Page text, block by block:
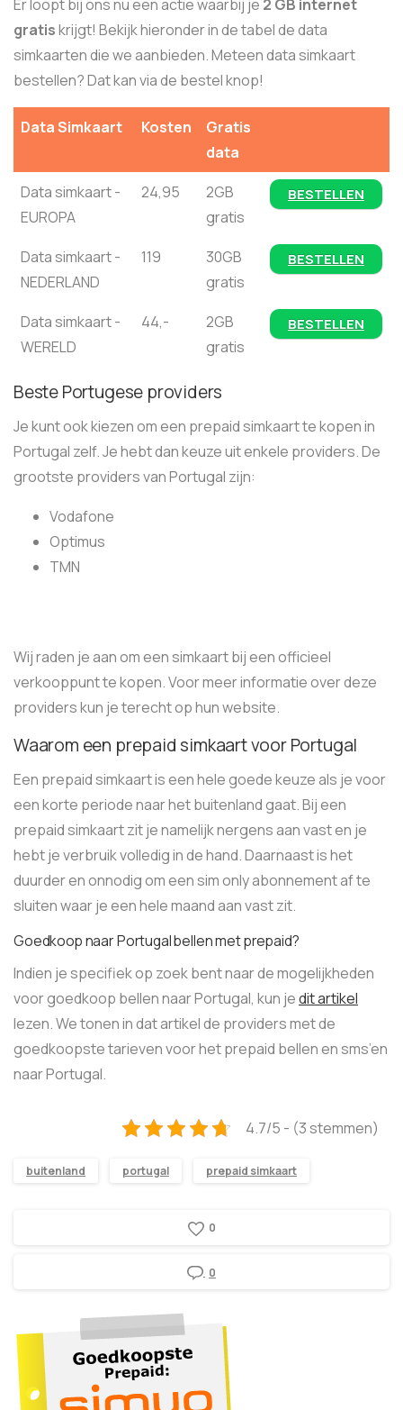
Er loopt bij ons nu een actie waarbij je 2 GB internet
gratiskrijgt! Bekijk hieronder in de tabel de data
simkaarten die we aanbieden. Meteen data simkaart
bestellen? Dat kan via de bestel knop!
Data Simkaart Kosten
Gratis
data
Data simkaart -
EUROPA
24,95
2GB
gratis
BESTELLEN
Data simkaart -
NEDERLAND
119
30GB
gratis
BESTELLEN
Data simkaart -
WERELD
44,-
2GB
gratis
BESTELLEN
Beste Portugese providers
Je kunt ook kiezen om een prepaid simkaart te kopen in
Portugal zelf. Je hebt dan keuze uit enkele providers. De
grootste providers van Portugal zijn:
Vodafone
Optimus
TMN
Wij raden je aan om een simkaart bij een officieel
verkooppunt te kopen. Voor meer informatie over deze
providers kun je terecht op hun website.
Waarom een prepaid simkaart voor Portugal
Een prepaid simkaart is een hele goede keuze als je voor
een korte periode naar het buitenland gaat. Bij een
prepaid simkaart zit je namelijk nergens aan vast en je
hebt je verbruik volledig in de hand. Daarnaast is het
duurder en onnodig om een sim only abonnement af te
sluiten waar je een hele maand aan vast zit.
Goedkoop naar Portugal bellen met prepaid?
Indien je specifiek op zoek bent naar de mogelijkheden
voor goedkoop bellen naar Portugal, kun jedit artikel
lezen. We tonen in dat artikel de providers met de
goedkoopste tarieven voor het prepaid bellen en sms’en
naar Portugal.
4.7/5 - (3 stemmen)
buitenland portugal prepaid simkaart
0
0